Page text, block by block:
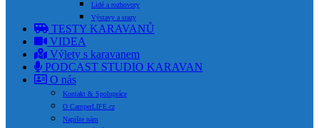
Lidé a rozhovory
Výstavy a srazy
TESTY KARAVANŮ
VIDEA
Výlety s karavanem
PODCAST STUDIO KARAVAN
O nás
Kontakt & Spolupráce
O CamperLIFE.cz
Napište nám